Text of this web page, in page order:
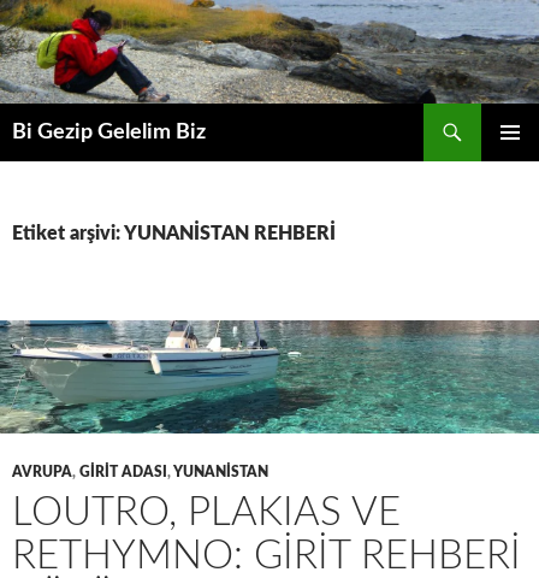
Bi Gezip Gelelim Biz
Etiket arşivi: YUNANİSTAN REHBERİ
AVRUPA, GİRİT ADASI , YUNANİSTAN
LOUTRO, PLAKIAS VE
RETHYMNO: GİRİT REHBERİ